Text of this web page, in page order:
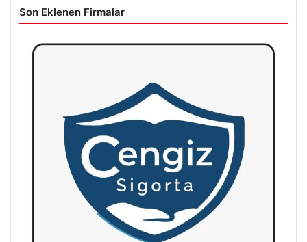
Son Eklenen Firmalar